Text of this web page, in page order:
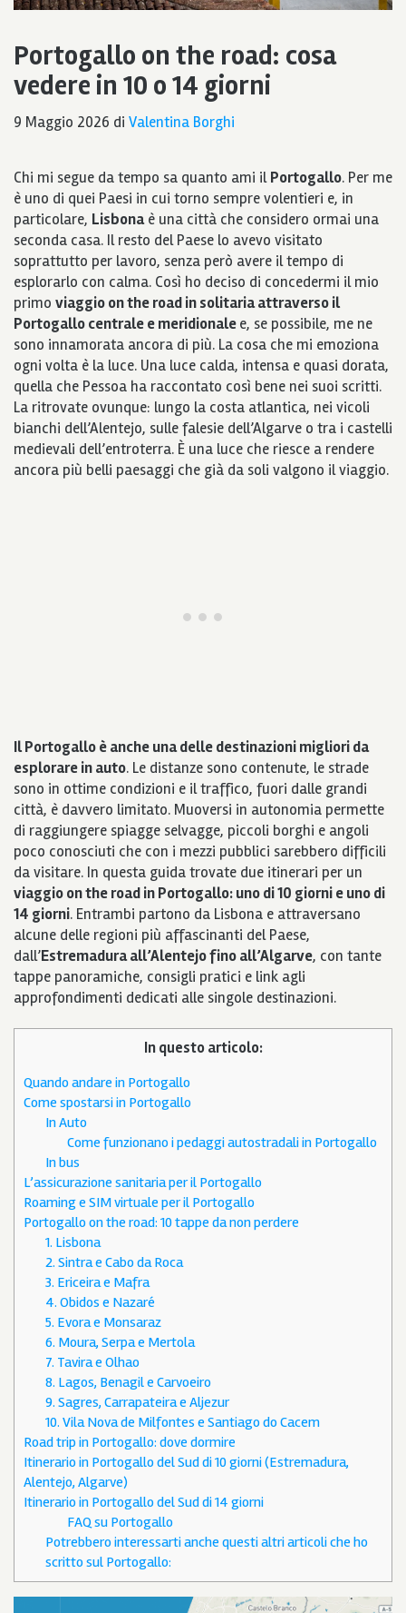
Portogallo on the road: cosa
vedere in 10 o 14 giorni
9 Maggio 2026 di Valentina Borghi
Chi mi segue da tempo sa quanto ami ilPortogallo. Per me
è uno di quei Paesi in cui torno sempre volentieri e, in
particolare, Lisbonaè una città che considero ormai una
seconda casa. Il resto del Paese lo avevo visitato
soprattutto per lavoro, senza però avere il tempo di
esplorarlo con calma. Così ho deciso di concedermi il mio
primo viaggio on the road in solitaria attraverso il
Portogallo centrale e meridionalee, se possibile, me ne
sono innamorata ancora di più. La cosa che mi emoziona
ogni volta è la luce. Una luce calda, intensa e quasi dorata,
quella che Pessoa ha raccontato così bene nei suoi scritti.
La ritrovate ovunque: lungo la costa atlantica, nei vicoli
bianchi dell’Alentejo, sulle falesie dell’Algarve o tra i castelli
medievali dell’entroterra. È una luce che riesce a rendere
ancora più belli paesaggi che già da soli valgono il viaggio.
Il Portogallo è anche una delle destinazioni migliori da
esplorare in auto. Le distanze sono contenute, le strade
sono in ottime condizioni e il traffico, fuori dalle grandi
città, è davvero limitato. Muoversi in autonomia permette
di raggiungere spiagge selvagge, piccoli borghi e angoli
poco conosciuti che con i mezzi pubblici sarebbero difficili
da visitare. In questa guida trovate due itinerari per un
viaggio on the road in Portogallo: uno di 10 giorni e uno di
14 giorni. Entrambi partono da Lisbona e attraversano
alcune delle regioni più affascinanti del Paese,
dall’Estremadura all’Alentejo fino all’Algarve, con tante
tappe panoramiche, consigli pratici e link agli
approfondimenti dedicati alle singole destinazioni.
In questo articolo:
Quando andare in Portogallo
Come spostarsi in Portogallo
In Auto
Come funzionano i pedaggi autostradali in Portogallo
In bus
L’assicurazione sanitaria per il Portogallo
Roaming e SIM virtuale per il Portogallo
Portogallo on the road: 10 tappe da non perdere
1. Lisbona
2. Sintra e Cabo da Roca
3. Ericeira e Mafra
4. Obidos e Nazaré
5. Evora e Monsaraz
6. Moura, Serpa e Mertola
7. Tavira e Olhao
8. Lagos, Benagil e Carvoeiro
9. Sagres, Carrapateira e Aljezur
10. Vila Nova de Milfontes e Santiago do Cacem
Road trip in Portogallo: dove dormire
Itinerario in Portogallo del Sud di 10 giorni (Estremadura,
Alentejo, Algarve)
Itinerario in Portogallo del Sud di 14 giorni
FAQ su Portogallo
Potrebbero interessarti anche questi altri articoli che ho
scritto sul Portogallo: